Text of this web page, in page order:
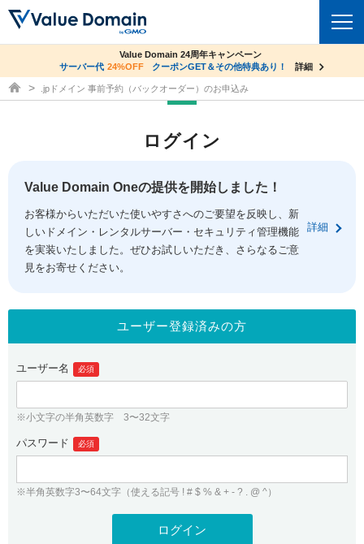
ドメイントップ
ドメイン移管
ドメイン価格一覧
ドメイン一括検索
.jpドメインオークション
gTLDオークション NEW!
.jpドメインバックオーダー
プレミアムドメイン
人気ドメインの種類
WHOIS検索
コアサーバー
バリューサーバー
XREA
セキュリティトップ
Value Domain ネットde診断
SSL証明書
サービストップ
お得意様割引
紹介制度
バリュードメインAPI
ドメイン・ホスティングOEM
facebook
ログイン
従来のバリュードメインをご利用希望の方
Value Domainにログイン
ユーザー登録
co.jpドメイン✕コアサーバーV2ビジネス応援キャンペーン
サーバー料金1年間無料
詳細
Value Domain 24周年キャンペーン
サーバー代 24%OFF クーポンGET＆その他特典あり！ 詳細
ドメイン取得ならバリュードメイン
.jpドメイン 事前予約（バックオーダー）のお申込み
ログイン
Value Domain Oneの提供を開始しました！
お客様からいただいた使いやすさへのご要望を反映し、新
しいドメイン・レンタルサーバー・セキュリティ管理機能
を実装いたしました。ぜひお試しいただき、さらなるご意
見をお寄せください。
詳細
ユーザー登録済みの方
ユーザー名 必須
※小文字の半角英数字 3〜32文字
パスワード 必須
※半角英数字3〜64文字（使える記号 ! # $ % & + - ? . @ ^）